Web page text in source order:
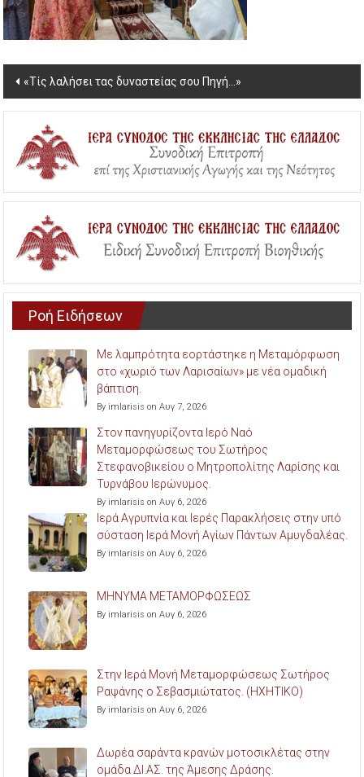
Post
navigation
«Τίς λαλήσει τας δυναστείας σου Πηγή…»
Ροή Ειδήσεων
Με λαμπρότητα εορτάστηκε η Μεταμόρφωση
στο «χωριό των Λαρισαίων» με νέα ομαδική
βάπτιση.
By imlarisis on Αυγ 7, 2026
Στον πανηγυρίζοντα Ιερό Ναό
Μεταμορφώσεως του Σωτήρος
Στεφανοβικείου ο Μητροπολίτης Λαρίσης και
Τυρνάβου Ιερώνυμος.
By imlarisis on Αυγ 6, 2026
Ιερά Αγρυπνία και Ιερές Παρακλήσεις στην υπό
σύσταση Ιερά Μονή Αγίων Πάντων Αμυγδαλέας.
By imlarisis on Αυγ 6, 2026
ΜΗΝΥΜΑ ΜΕΤΑΜΟΡΦΩΣΕΩΣ
By imlarisis on Αυγ 6, 2026
Στην Ιερά Μονή Μεταμορφώσεως Σωτήρος
Ραψάνης ο Σεβασμιώτατος. (ΗΧΗΤΙΚΟ)
By imlarisis on Αυγ 6, 2026
Δωρέα σαράντα κρανών μοτοσικλέτας στην
ομάδα ΔΙ.ΑΣ. της Άμεσης Δράσης.